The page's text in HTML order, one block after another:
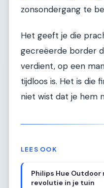
zonsondergang te
Het geeft je die
gecreëerde border
verdient, op een
tijdloos is. Het is die
niet wist dat je hem
LEES OOK
Philips Hue Outdoor
revolutie in je tuin